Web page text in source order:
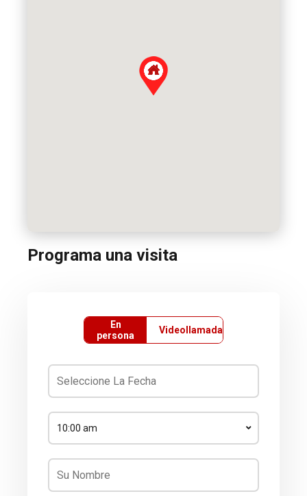
Programa una visita
En
persona
Videollamada
10:00 am